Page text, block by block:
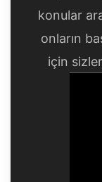
konular
onların
için